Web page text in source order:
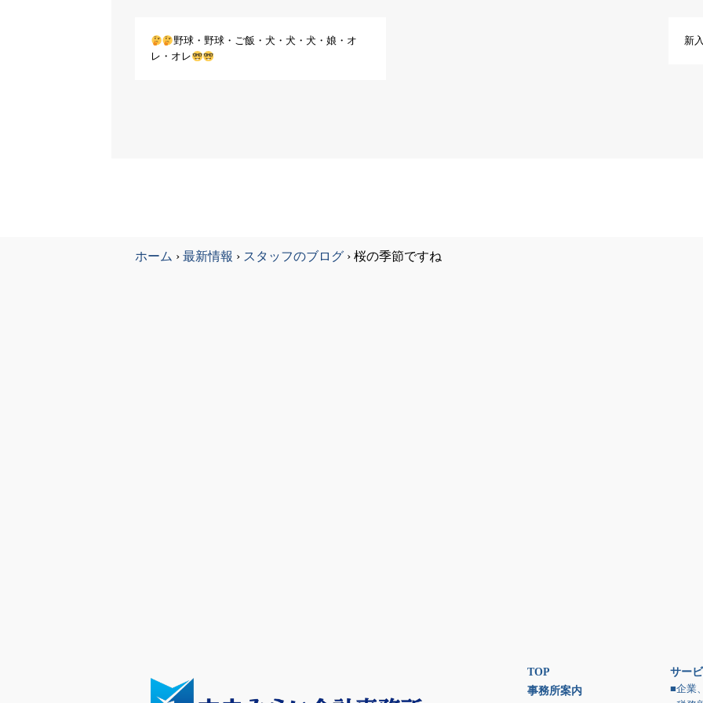
野球・野球・ご飯・犬・犬・犬・娘・オ
レ・オレ
新
ホーム › 最新情報 › スタッフのブログ › 桜の季節ですね
TOP
事務所案内
サー
■企業